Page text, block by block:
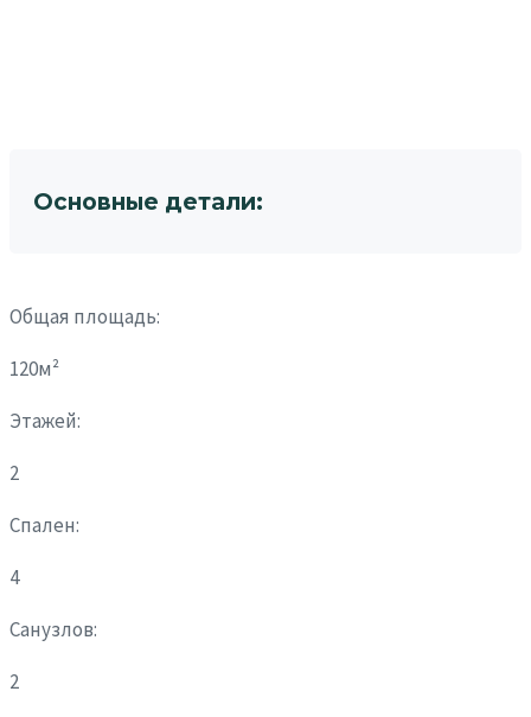
Основные детали:
Общая площадь:
120м²
Этажей:
2
Спален:
4
Санузлов:
2